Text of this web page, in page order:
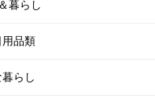
暮らし
品類
らし